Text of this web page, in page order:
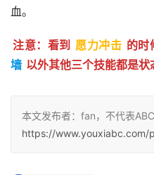
血。
注意：看到 愿力冲击 的时
墙 以外其他三个技能都是状
本文发布者：fan，不代表
https://www.youxiabc.com/